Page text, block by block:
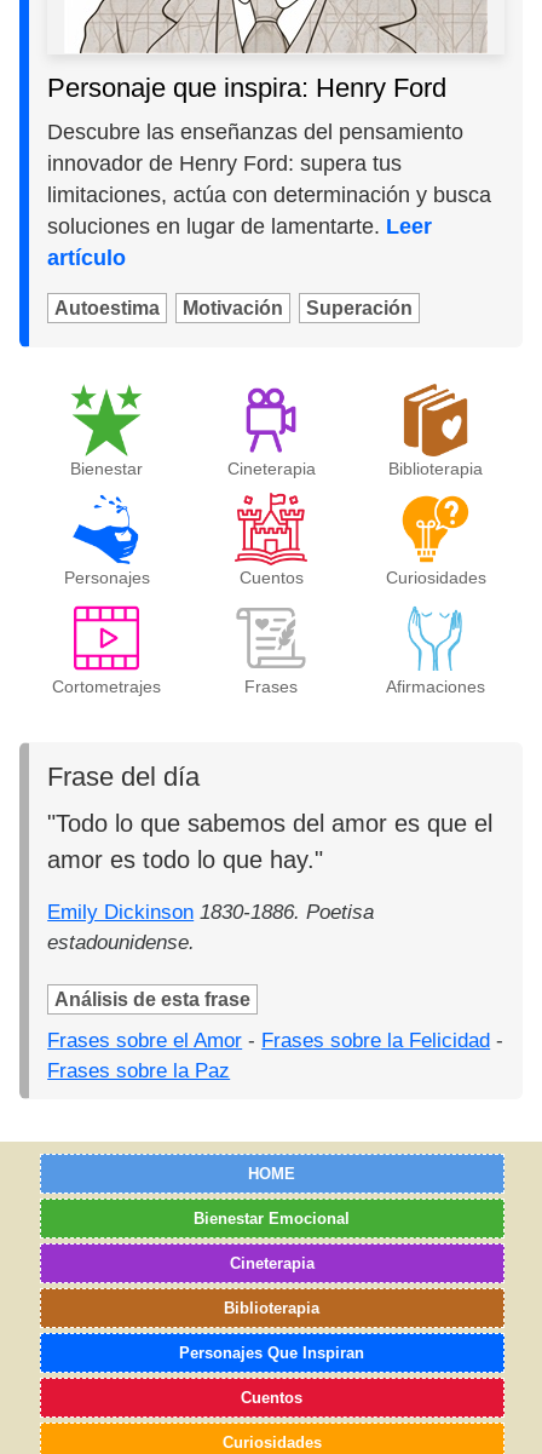
Personaje que inspira: Henry Ford
Descubre las enseñanzas del pensamiento
innovador de Henry Ford: supera tus
limitaciones, actúa con determinación y busca
soluciones en lugar de lamentarte. Leer
artículo
Autoestima Motivación Superación
Bienestar Cineterapia Biblioterapia
Personajes Cuentos Curiosidades
Cortometrajes Frases Afirmaciones
Frase del día
"Todo lo que sabemos del amor es que el
amor es todo lo que hay."
Emily Dickinson 1830-1886. Poetisa
estadounidense.
Análisis de esta frase
Frases sobre el Amor - Frases sobre la Felicidad -
Frases sobre la Paz
HOME
Bienestar Emocional
Cineterapia
Biblioterapia
Personajes Que Inspiran
Cuentos
Curiosidades